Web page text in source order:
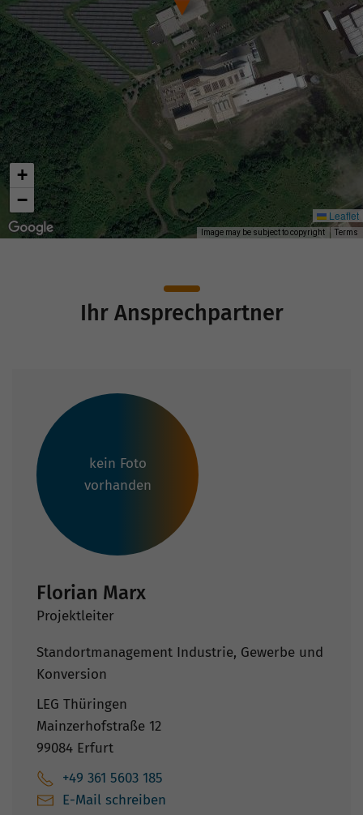
+
−
Leaflet
Image may be subject to copyright Terms
Ihr Ansprechpartner
kein Foto
vorhanden
Florian Marx
Projektleiter
Standortmanagement Industrie, Gewerbe und
Konversion
LEG Thüringen
Mainzerhofstraße 12
99084 Erfurt
+49 361 5603 185
E-Mail schreiben